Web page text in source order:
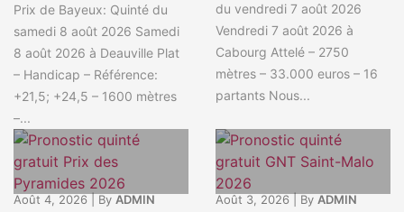
Prix de Bayeux: Quinté du
samedi 8 août 2026 Samedi
8 août 2026 à Deauville Plat
– Handicap – Référence:
+21,5; +24,5 – 1600 mètres
–...
du vendredi 7 août 2026
Vendredi 7 août 2026 à
Cabourg Attelé – 2750
mètres – 33.000 euros – 16
partants Nous...
Août 4, 2026 By ADMIN Août 3, 2026 By ADMIN